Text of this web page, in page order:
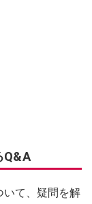
Q&A
いて、疑問を解